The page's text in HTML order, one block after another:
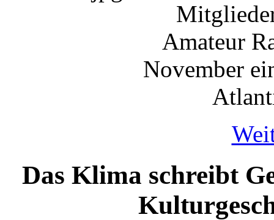
Amateur
November
Das Klima schreibt